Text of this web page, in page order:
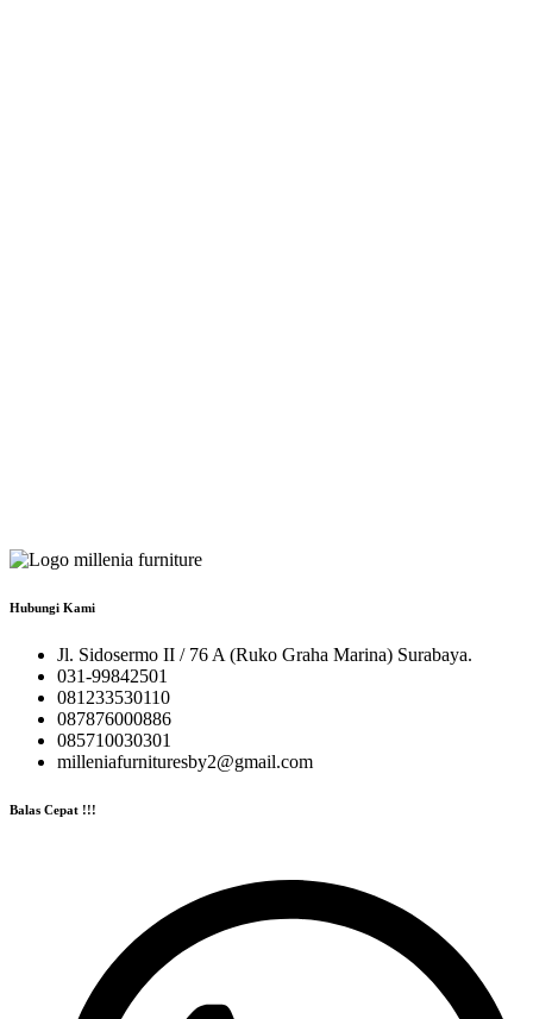
Hubungi Kami
Jl. Sidosermo II / 76 A (Ruko Graha Marina) Surabaya.
031-99842501
081233530110
087876000886
085710030301
milleniafurnituresby2@gmail.com
Balas Cepat !!!